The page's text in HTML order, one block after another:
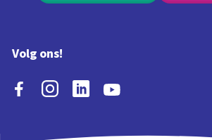
Volg ons!